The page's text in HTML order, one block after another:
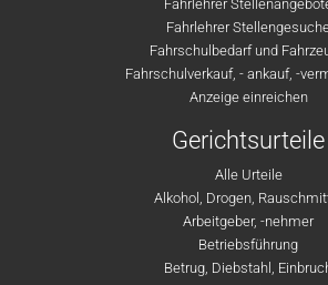
Fahrlehrer
Fahrlehrer
Fahrschulbedarf und
Fahrschulverkauf, - ankauf, -
Anzeige einreichen
Gerichtsurteile
Alle Urteile
Alkohol, Drogen,
Arbeitgeber, -nehmer
Betriebsführung
Betrug, Diebstahl,